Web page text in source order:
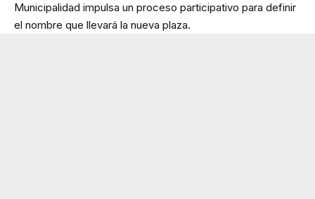
Municipalidad impulsa un proceso participativo para definir
el nombre que llevará la nueva plaza.